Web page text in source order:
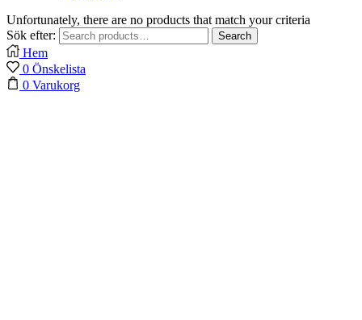
Unfortunately, there are no products that match your criteria
Sök efter:
Search
Hem
0 Önskelista
0 Varukorg